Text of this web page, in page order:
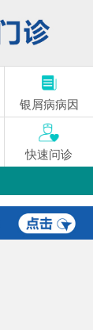
银屑病病因
快速问诊